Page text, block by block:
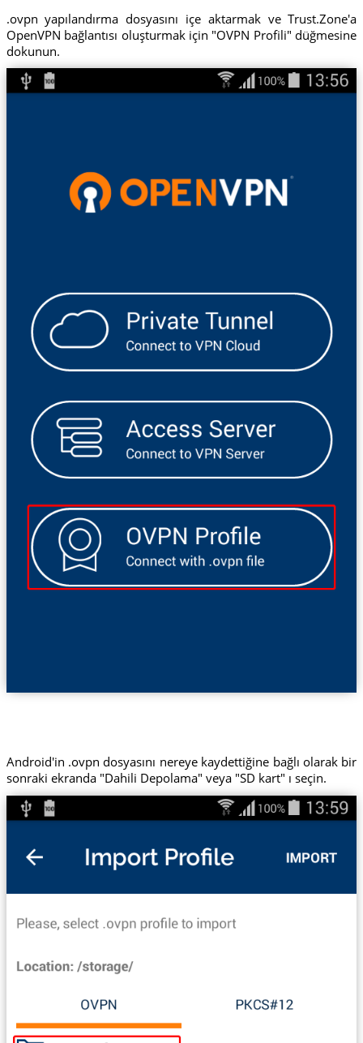
.ovpn yapılandırma dosyasını içe aktarmak ve Trust.Zone'a
OpenVPN bağlantısı oluşturmak için "OVPN Profili" düğmesine
dokunun.
Android'in .ovpn dosyasını nereye kaydettiğine bağlı olarak bir
sonraki ekranda "Dahili Depolama" veya "SD kart" ı seçin.